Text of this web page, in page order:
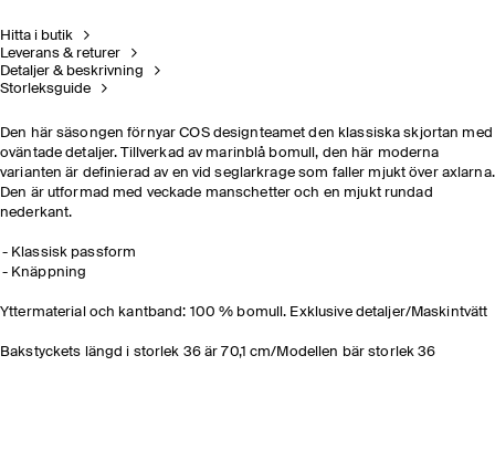
Hitta i butik
Leverans & returer
Detaljer & beskrivning
Storleksguide
Den här säsongen förnyar COS designteamet den klassiska skjortan med
oväntade detaljer. Tillverkad av marinblå bomull, den här moderna
varianten är definierad av en vid seglarkrage som faller mjukt över axlarna.
Den är utformad med veckade manschetter och en mjukt rundad
nederkant.
Klassisk passform
Knäppning
Yttermaterial och kantband: 100 % bomull. Exklusive detaljer/Maskintvätt
Bakstyckets längd i storlek 36 är 70,1 cm/Modellen bär storlek 36